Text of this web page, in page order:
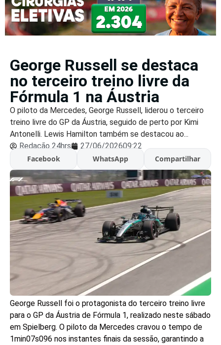
George Russell se destaca
no terceiro treino livre da
Fórmula 1 na Áustria
O piloto da Mercedes, George Russell, liderou o terceiro
treino livre do GP da Áustria, seguido de perto por Kimi
Antonelli. Lewis Hamilton também se destacou ao...
Redação 24hrs
27/06/202609:22
Facebook
WhatsApp Compartilhar
George Russell foi o protagonista do terceiro treino livre
para o GP da Áustria de Fórmula 1, realizado neste sábado
em Spielberg. O piloto da Mercedes cravou o tempo de
1min07s096 nos instantes finais da sessão, garantindo a